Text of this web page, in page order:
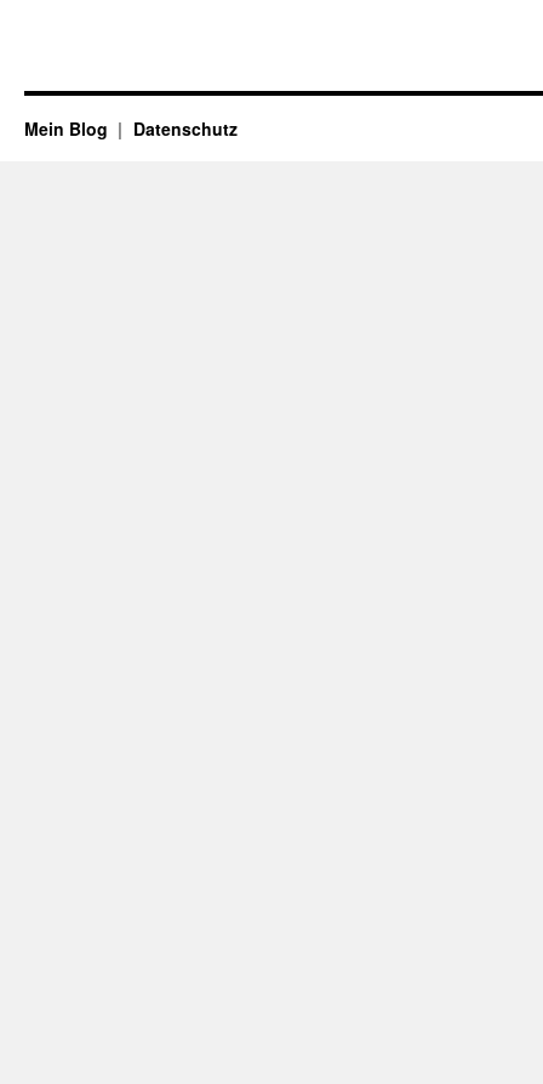
Mein Blog Datenschutz